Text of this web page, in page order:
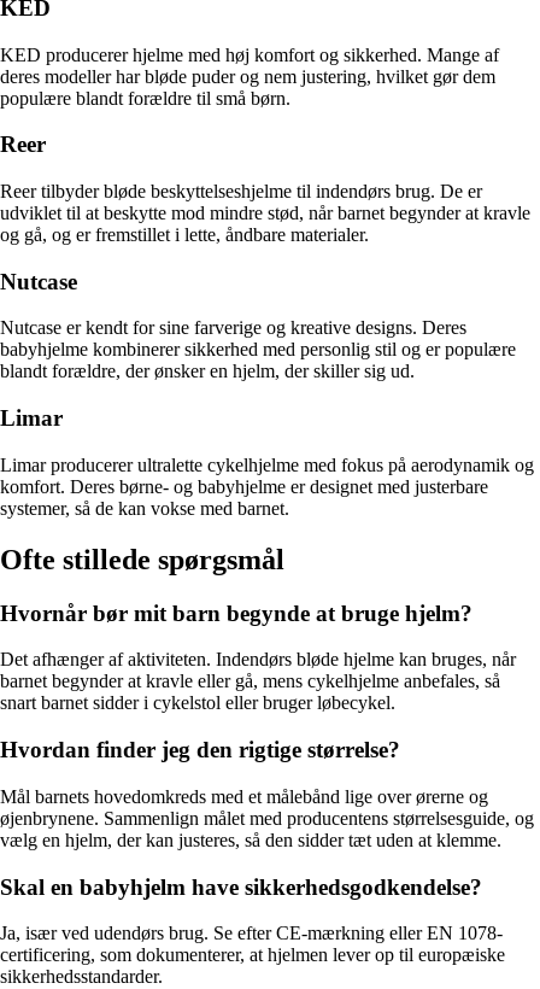
KED
KED producerer hjelme med høj komfort og sikkerhed. Mange af
deres modeller har bløde puder og nem justering, hvilket gør dem
populære blandt forældre til små børn.
Reer
Reer tilbyder bløde beskyttelseshjelme til indendørs brug. De er
udviklet til at beskytte mod mindre stød, når barnet begynder at kravle
og gå, og er fremstillet i lette, åndbare materialer.
Nutcase
Nutcase er kendt for sine farverige og kreative designs. Deres
babyhjelme kombinerer sikkerhed med personlig stil og er populære
blandt forældre, der ønsker en hjelm, der skiller sig ud.
Limar
Limar producerer ultralette cykelhjelme med fokus på aerodynamik og
komfort. Deres børne- og babyhjelme er designet med justerbare
systemer, så de kan vokse med barnet.
Ofte stillede spørgsmål
Hvornår bør mit barn begynde at bruge hjelm?
Det afhænger af aktiviteten. Indendørs bløde hjelme kan bruges, når
barnet begynder at kravle eller gå, mens cykelhjelme anbefales, så
snart barnet sidder i cykelstol eller bruger løbecykel.
Hvordan finder jeg den rigtige størrelse?
Mål barnets hovedomkreds med et målebånd lige over ørerne og
øjenbrynene. Sammenlign målet med producentens størrelsesguide, og
vælg en hjelm, der kan justeres, så den sidder tæt uden at klemme.
Skal en babyhjelm have sikkerhedsgodkendelse?
Ja, især ved udendørs brug. Se efter CE-mærkning eller EN 1078-
certificering, som dokumenterer, at hjelmen lever op til europæiske
sikkerhedsstandarder.